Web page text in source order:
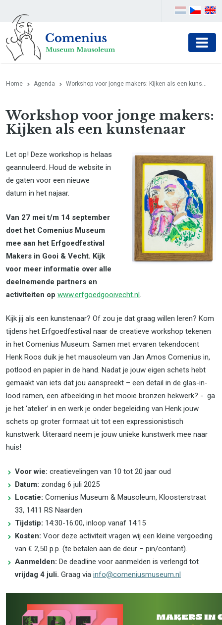
Home Agenda Workshop voor jonge makers: Kijken als een kuns...
Workshop voor jonge makers:
Kijken als een kunstenaar
Let op! Deze workshop is helaas
geannuleerd. Houd de website in
de gaten voor een nieuwe
datum in het najaar.
Van 27 mei t/m 14 september
doet het Comenius Museum
mee aan het Erfgoedfestival
Makers in Gooi & Vecht. Kijk
voor meer informatie over alle
deelnemende partners en
activiteiten op www.erfgoedgooivecht.nl.
Kijk jij als een kunstenaar? Of zou je dat graag willen leren? Kom
tijdens het Erfgoedfestival naar de creatieve workshop tekenen
in het Comenius Museum. Samen met ervaren tekendocent
Henk Roos duik je het mausoleum van Jan Amos Comenius in,
potlood en papier in de hand. Nadat je jouw eigen schets hebt
gemaakt van iets dat jou aanspreekt – een detail in de glas-in-
lood ramen, een afbeelding in het mooie bronzen hekwerk? - ga
je het ‘atelier’ in en werk je onder begeleiding van Henk jouw
schets op groter formaat uit tot een expressionistisch
kunstwerk. Uiteraard neem je jouw unieke kunstwerk mee naar
huis!
Voor wie: creatievelingen van 10 tot 20 jaar oud
Datum: zondag 6 juli 2025
Locatie: Comenius Museum & Mausoleum, Kloosterstraat
33, 1411 RS Naarden
Tijdstip: 14:30-16:00, inloop vanaf 14:15
Kosten: Voor deze activiteit vragen wij een kleine vergoeding
van € 2,50 p.p. (te betalen aan de deur – pin/contant).
Aanmelden: De deadline voor aanmelden is verlengd tot
vrijdag 4 juli. Graag via info@comeniusmuseum.nl